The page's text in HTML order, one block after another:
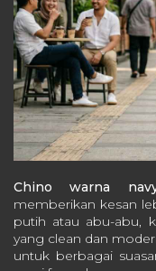
Chino warna
memberikan kesan
putih atau abu-abu,
yang clean dan
untuk berbagai